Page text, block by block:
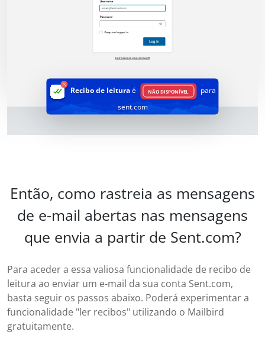
Recibo de leituraé NÃO DISPONÍVEL
para
sent.com
Então, como rastreia as mensagens
de e-mail abertas nas mensagens
que envia a partir de Sent.com?
Para aceder a essa valiosa funcionalidade de recibo de
leitura ao enviar um e-mail da sua conta Sent.com,
basta seguir os passos abaixo. Poderá experimentar a
funcionalidade "ler recibos" utilizando o Mailbird
gratuitamente.